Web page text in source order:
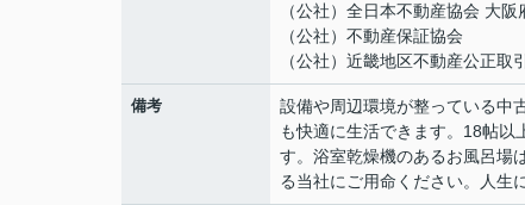
（公社）全日本不動産協会 大阪
（公社）不動産保証協会
（公社）近畿地区不動産公正取
備考
設備や周辺環境が整っている中
も快適に生活できます。18帖
す。浴室乾燥機のあるお風呂場
る当社にご用命ください。人生